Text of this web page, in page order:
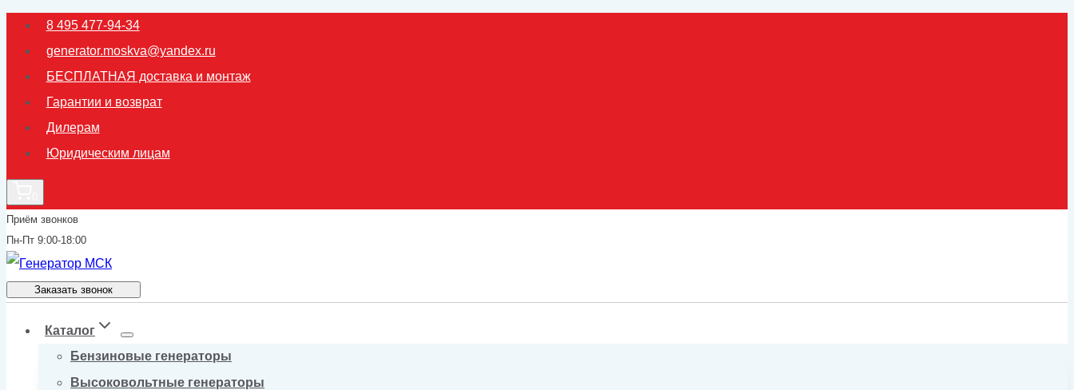
Перейти
содержимому
8 495 477-94-34
generator.moskva@yandex.ru
БЕСПЛАТНАЯ доставка и монтаж
Гарантии и возврат
Дилерам
Юридическим лицам
Приём звонков
Пн-Пт 9:00-18:00
Заказать звонок
Каталог
Бензиновые генераторы
Высоковольтные генераторы